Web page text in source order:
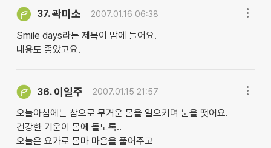
37.곽미소 2007.01.16 06:38
Smile days라는 제목이 맘에 들어요.
내용도 좋았고요.
36. 이일주 2007.01.15 21:57
오늘아침에는 참으로 무거운 몸을 일으키며 눈을 떳어요.
건강한 기운이 몸에 돌도록..
오늘은 요가로 몸마 마음을 풀어주고